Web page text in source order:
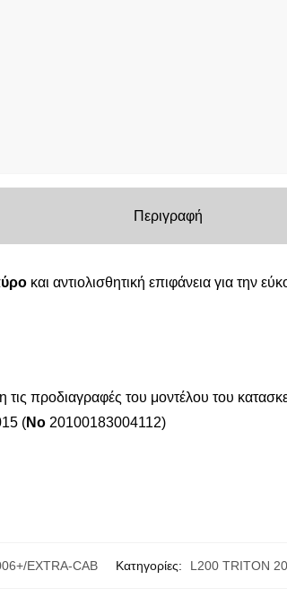
Περιγραφή
και αντιολισθητική επιφάνεια για την
προδιαγραφές του μοντέλου του
(No 20100183004112)
EXTRA-CAB Κατηγορίες: L200 TRITON